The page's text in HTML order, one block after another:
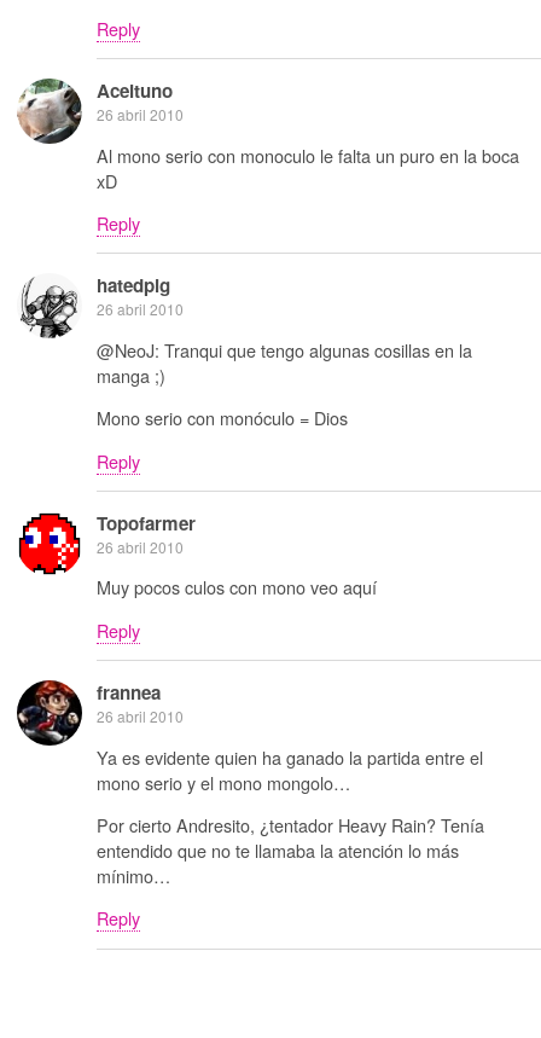
Reply
Aceituno
26 abril 2010
Al mono serio con monoculo le falta un puro en la boca
xD
Reply
hatedpig
26 abril 2010
@NeoJ: Tranqui que tengo algunas cosillas en la
manga ;)
Mono serio con monóculo = Dios
Reply
Topofarmer
26 abril 2010
Muy pocos culos con mono veo aquí
Reply
frannea
26 abril 2010
Ya es evidente quien ha ganado la partida entre el
mono serio y el mono mongolo…
Por cierto Andresito, ¿tentador Heavy Rain? Tenía
entendido que no te llamaba la atención lo más
mínimo…
Reply